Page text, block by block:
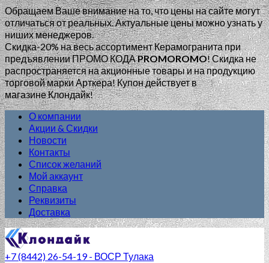
Обращаем Ваше внимание на то, что цены на сайте могут
отличаться от реальных. Актуальные цены можно узнать у
ниших менеджеров.
Скидка-20% на весь ассортимент Керамогранита при
предъявлении ПРОМО КОДАPROMOROMO!Скидка не
распространяется на акционные товары и на продукцию
торговой марки Арткера! Купон действует в
магазине Клондайк!
О компании
Акции & Скидки
Новости
Контакты
Список желаний
Мой аккаунт
Справка
Реквизиты
Доставка
+7 (8442) 26-54-19 - ВОСР Тулака